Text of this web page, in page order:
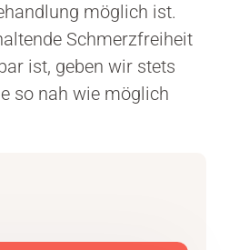
möglich ist.
Schmerzfreiheit
ist, geben wir stets
so nah wie möglich